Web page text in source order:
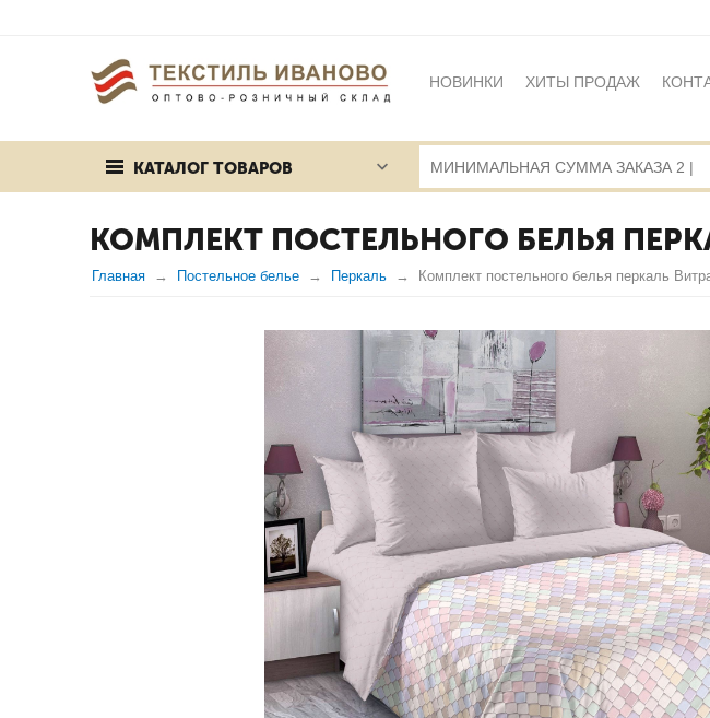
НОВИНКИ ХИТЫ ПРОДАЖ
КАРТА САЙТА
КАТАЛОГ ТОВАРОВ
КОМПЛЕКТ ПОСТЕЛЬНОГО БЕЛЬЯ
Главная Постельное белье Перкаль Комплект постельного белья перкаль